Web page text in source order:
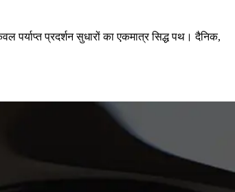
प्रदर्शन सुधारों का एकमात्र सिद्ध पथ। दैनिक,